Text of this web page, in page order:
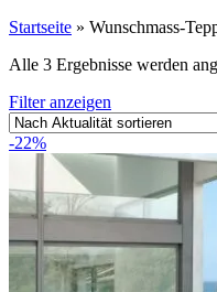
Startseite » Wunschmass-
Alle 3 Ergebnisse werden
Filter anzeigen
-22%